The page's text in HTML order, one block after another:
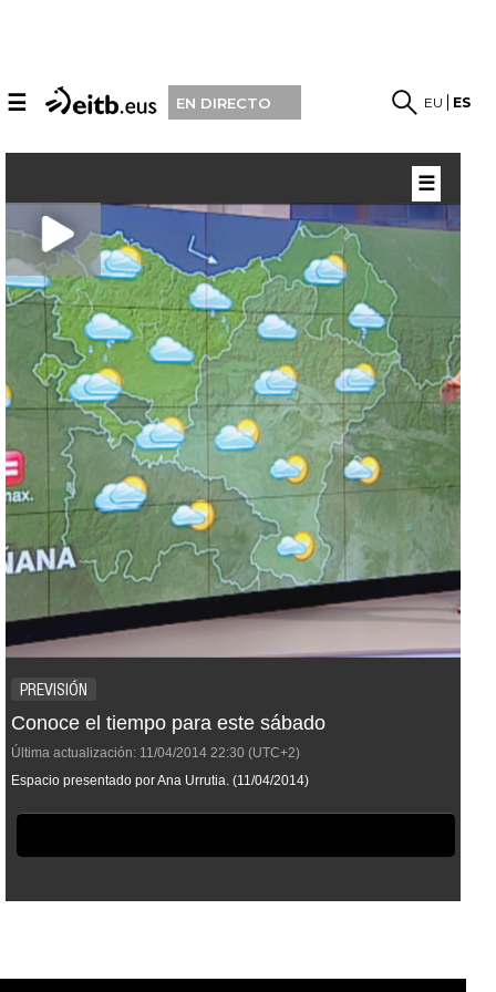
☰ EN DIRECTO EU ES
PREVISIÓN
Conoce el tiempo para este sábado
Última actualización: 11/04/2014 22:30 (UTC+2)
Espacio presentado por Ana Urrutia. (11/04/2014)
☰